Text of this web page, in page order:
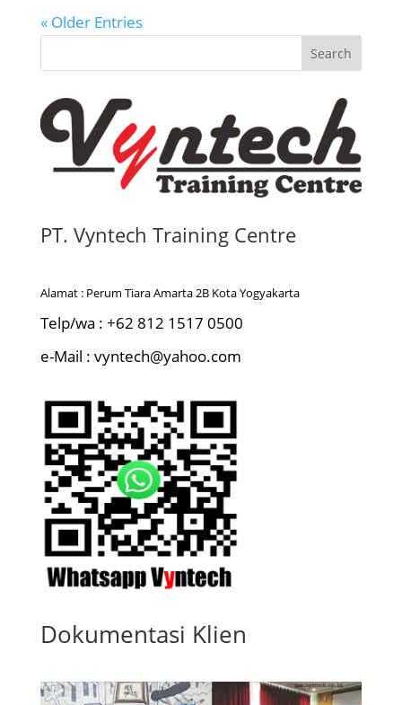
« Older Entries
Search
PT. Vyntech Training Centre
Alamat : Perum Tiara Amarta 2B Kota Yogyakarta
Telp/wa : +62 812 1517 0500
e-Mail : vyntech@yahoo.com
Dokumentasi Klien